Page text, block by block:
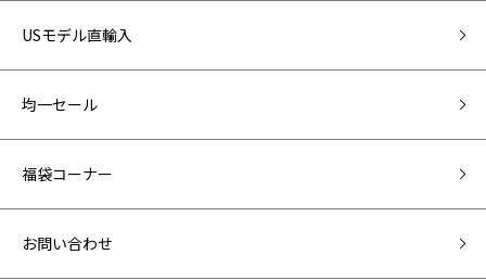
USモデル直輸入
均一セール
福袋コーナー
お問い合わせ